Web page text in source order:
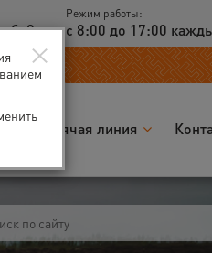
2
Режим работы:
с 8:00 до 17:00
Горячая линия
×